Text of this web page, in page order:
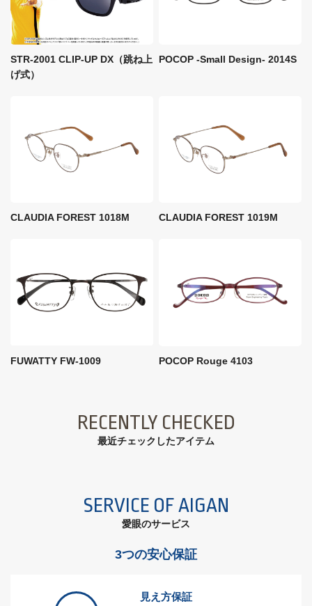
STR-2001 CLIP-UP DX（跳ね上
げ式）
POCOP -Small Design- 2014S
CLAUDIA FOREST 1018M CLAUDIA FOREST 1019M
FUWATTY FW-1009 POCOP Rouge 4103
RECENTLY CHECKED
最近チェックしたアイテム
SERVICE OF AIGAN
愛眼のサービス
3つの安心保証
見え方保証